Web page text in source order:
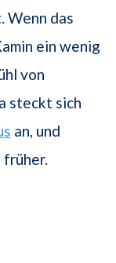
Wenn das
ein wenig
von
steckt sich
an, und
früher.